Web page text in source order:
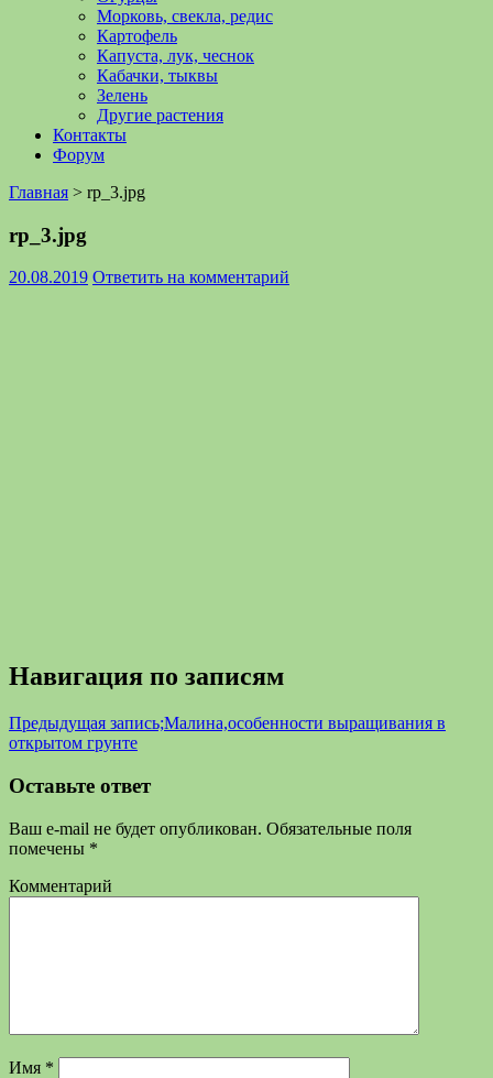
Морковь, свекла, редис
Картофель
Капуста, лук, чеснок
Кабачки, тыквы
Зелень
Другие растения
Контакты
Форум
Главная > rp_3.jpg
rp_3.jpg
20.08.2019 Ответить на комментарий
Навигация по записям
Предыдущая запись;Малина,особенности выращивания в
открытом грунте
Оставьте ответ
Ваш e-mail не будет опубликован. Обязательные поля
помечены *
Комментарий
Имя *